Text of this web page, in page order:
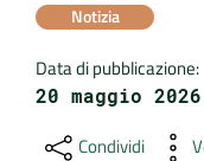
AMBIENTALI
Notizia
Data di pubblicazione:
20 maggio 2026
Condividi